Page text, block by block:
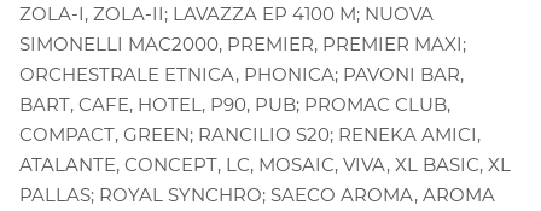
ZOLA-I, ZOLA-II; LAVAZZA EP 4100 M; NUOVA
SIMONELLI MAC2000, PREMIER, PREMIER MAXI;
ORCHESTRALE ETNICA, PHONICA; PAVONI BAR,
BART, CAFE, HOTEL, P90, PUB; PROMAC CLUB,
COMPACT, GREEN; RANCILIO S20; RENEKA AMICI,
ATALANTE, CONCEPT, LC, MOSAIC, VIVA, XL BASIC, XL
PALLAS; ROYAL SYNCHRO; SAECO AROMA, AROMA